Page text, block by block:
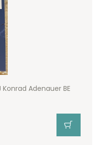
Adenauer BE